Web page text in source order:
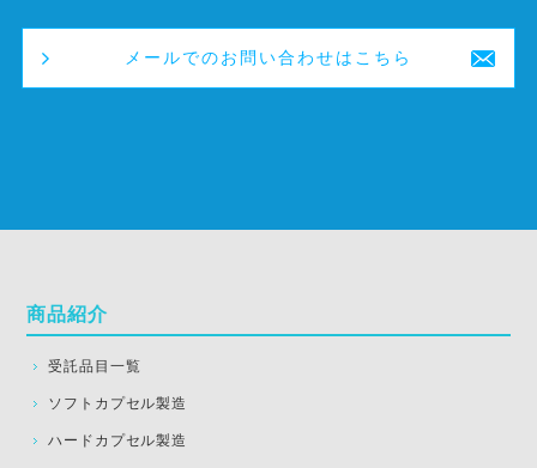
メールでのお問い合わせはこちら
商品紹介
受託品目一覧
ソフトカプセル製造
ハードカプセル製造